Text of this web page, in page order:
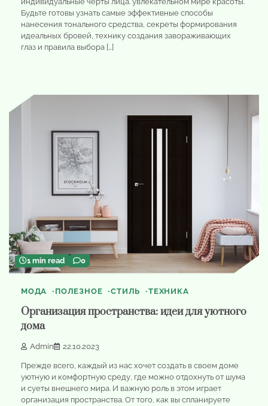
Будьте готовы узнать самые эффективные способы
нанесения тонального средства, секреты формирования
идеальных бровей, технику создания завораживающих
глаз и правила выбора […]
1 min read 0
МОДА ПОЛЕЗНОЕ СТИЛЬ ТЕХНИКА
Организация пространства: идеи для уютного
дома
Admin 22.10.2023
Прежде всего, каждый из нас хочет создать в своем доме
уютную и комфортную среду, где можно отдохнуть от шума
и суеты внешнего мира. И важную роль в этом играет
организация пространства. От того, как вы спланируете